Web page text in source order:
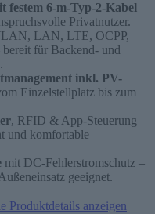
festem 6-m-Typ-2-Kabel –
Privatnutzer.
LAN, LTE, OCPP,
für Backend- und
inkl. PV-
Einzelstellplatz bis zum
, RFID & App-Steuerung –
und komfortable
mit DC-Fehlerstromschutz –
geeignet.
Produktdetails anzeigen